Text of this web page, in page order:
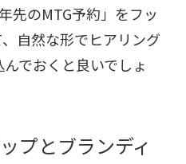
先のMTG予約」をフッ
自然な形でヒアリング
でおくと良いでしょ
プとブランディ